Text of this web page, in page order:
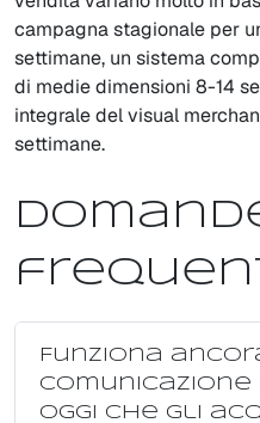
campagna stagionale per
settimane, un sistema
di medie dimensioni 8-14
integrale del visual
settimane.
Funziona
oggi che gli